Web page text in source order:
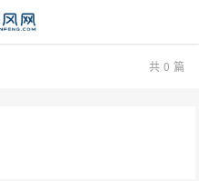
共 0 篇